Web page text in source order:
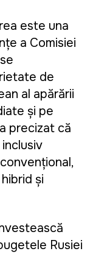
este una
a Comisiei
de
al apărării
și pe
precizat că
și
Rusiei